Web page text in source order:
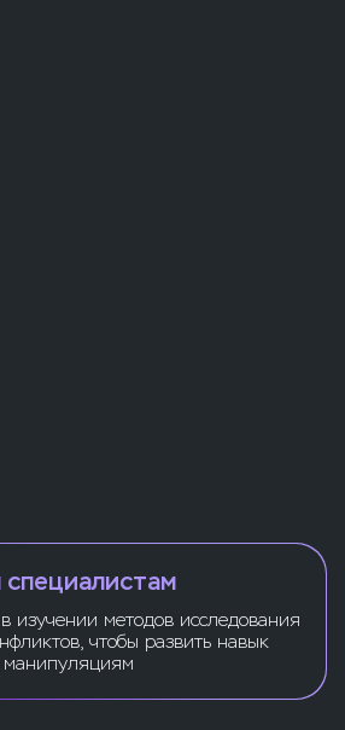
изучении методов исследования
чтобы развить навык
манипуляциям